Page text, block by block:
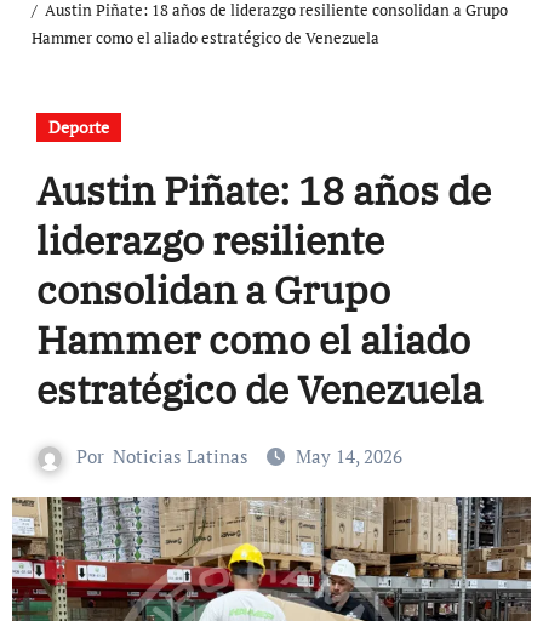
Austin Piñate: 18 años de liderazgo resiliente consolidan a Grupo
Hammer como el aliado estratégico de Venezuela
Deporte
Austin Piñate: 18 años de
liderazgo resiliente
consolidan a Grupo
Hammer como el aliado
estratégico de Venezuela
Por Noticias Latinas May 14, 2026